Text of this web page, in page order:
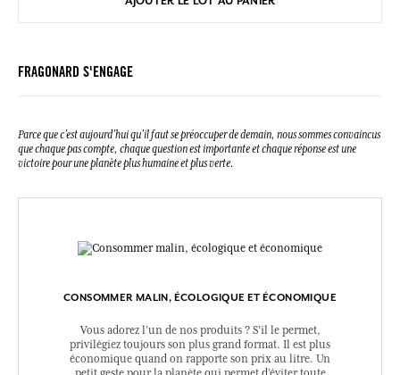
FRAGONARD S'ENGAGE
Parce que c’est aujourd’hui qu’il faut se préoccuper de demain, nous sommes convaincus
que chaque pas compte, chaque question est importante et chaque réponse est une
victoire pour une planète plus humaine et plus verte.
CONSOMMER MALIN, ÉCOLOGIQUE ET ÉCONOMIQUE
Vous adorez l’un de nos produits ? S’il le permet,
privilégiez toujours son plus grand format. Il est plus
économique quand on rapporte son prix au litre. Un